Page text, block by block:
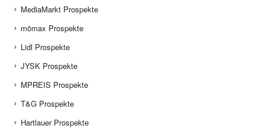
MediaMarkt Prospekte
mömax Prospekte
Lidl Prospekte
JYSK Prospekte
MPREIS Prospekte
T&G Prospekte
Hartlauer Prospekte